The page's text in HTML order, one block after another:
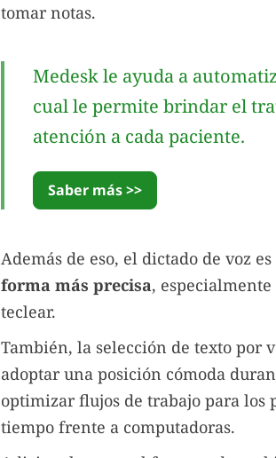
tomar notas.
Medesk le ayuda a
cual le permite brindar el
atención a cada paciente.
Saber más >>
Además de eso, el dictado de voz
forma más precisa,
teclear.
También, la selección de texto por
adoptar una posición cómoda
optimizar flujos de trabajo para los
tiempo frente a computadoras.